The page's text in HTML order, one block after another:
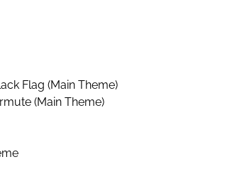
Flag (Main Theme)
(Main Theme)